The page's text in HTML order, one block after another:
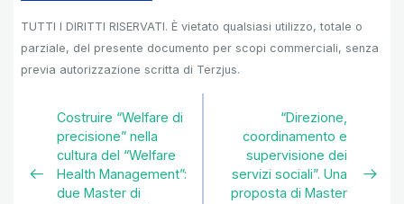
TUTTI I DIRITTI RISERVATI. È vietato qualsiasi utilizzo, totale o
parziale, del presente documento per scopi commerciali, senza
previa autorizzazione scritta di Terzjus.
Costruire “Welfare di
precisione” nella
cultura del “Welfare
Health Management”:
due Master di
“Direzione,
coordinamento e
supervisione dei
servizi sociali”. Una
proposta di Master